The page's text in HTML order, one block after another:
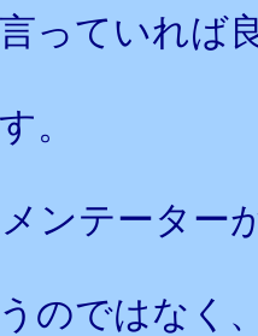
っていれば
。
ンテーター
のではなく